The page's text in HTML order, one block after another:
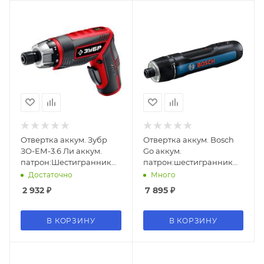
Отвертка аккум. Зубр
ЗО-ЕМ-3.6 Ли аккум.
патрон:Шестигранник
6.35 мм (1/4) (кейс в
Достаточно
2 932 ₽
В КОРЗИНУ
Отвертка аккум. Bosch
Go аккум.
патрон:шестигранник
6.35 мм (1/4) (кейс в
Много
7 895₽
В КОРЗИНУ